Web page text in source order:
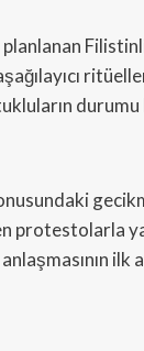
protestolarla
ilk